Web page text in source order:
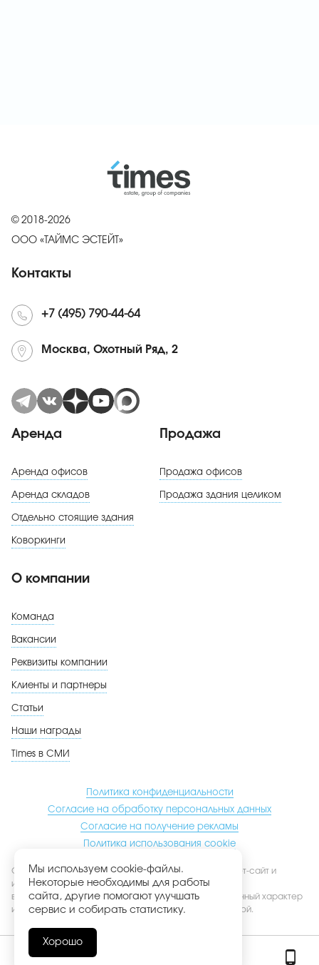
© 2018-2026
ООО «ТАЙМС ЭСТЕЙТ»
Контакты
+7 (495) 790-44-64
Москва, Охотный Ряд, 2
Аренда
Аренда офисов
Аренда складов
Отдельно стоящие здания
Коворкинги
Продажа
Продажа офисов
Продажа здания целиком
О компании
Команда
Вакансии
Реквизиты компании
Клиенты и партнеры
Статьи
Наши награды
Times в СМИ
Политика конфиденциальности
Согласие на обработку персональных данных
Согласие на получение рекламы
Политика использования cookie
Обращаем ваше внимание на то, что данный интернет-сайт и
информация, размещенная на нем, включая фото- и
видеоматериалы, носят исключительно информационный характер
и ни при каких условиях не является публичной офертой.
Мы используем cookie-файлы.
Некоторые необходимы для работы
сайта, другие помогают улучшать
сервис и собирать статистику.
Хорошо